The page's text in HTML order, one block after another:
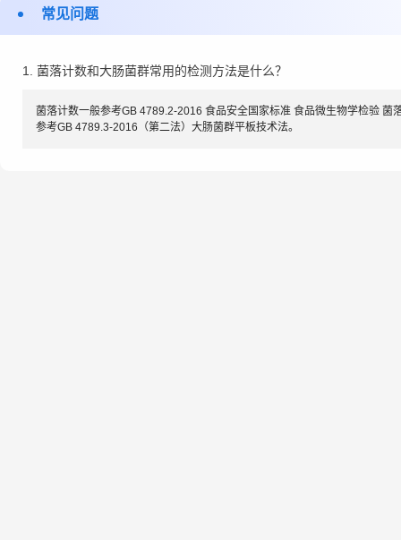
常见问题
1. 菌落计数和大肠菌群常用的检测方法是什么？
菌落计数一般参考GB 4789.2-2016 食品安全国家标准 食品微生物学检验 菌
参考GB 4789.3-2016（第二法）大肠菌群平板技术法。